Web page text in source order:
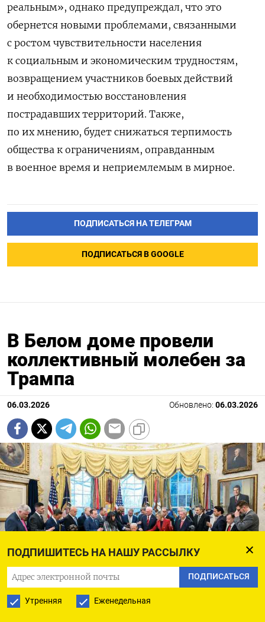
ПОДПИШИТЕСЬ НА НАШУ РАССЫЛКУ
ПОДПИСАТЬСЯ
Утренняя Еженедельная
реальным», однако предупреждал, что это
обернется новыми проблемами, связанными
с ростом чувствительности населения
к социальным и экономическим трудностям,
возвращением участников боевых действий
и необходимостью восстановления
пострадавших территорий. Также,
по их мнению, будет снижаться терпимость
общества к ограничениям, оправданным
в военное время и неприемлемым в мирное.
ПОДПИСАТЬСЯ НА ТЕЛЕГРАМ
ПОДПИСАТЬСЯ В GOOGLE
В Белом доме провели
коллективный молебен за
Трампа
06.03.2026 Обновлено: 06.03.2026
Jentezen Franklin / Instagram